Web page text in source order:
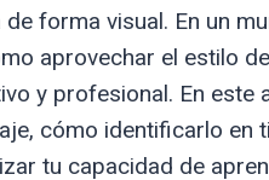
forma visual. En un
aprovechar el estilo
y profesional. En
cómo identificarlo en
tu capacidad de